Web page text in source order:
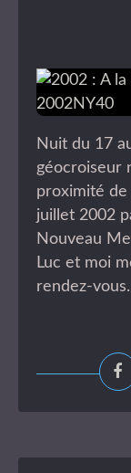
Nuit du 17
géocroiseur
proximité
juillet 2002
Nouveau
Luc et moi
rendez-